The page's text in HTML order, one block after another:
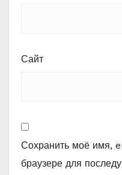
Сайт
Сохранить моё имя,
браузере для